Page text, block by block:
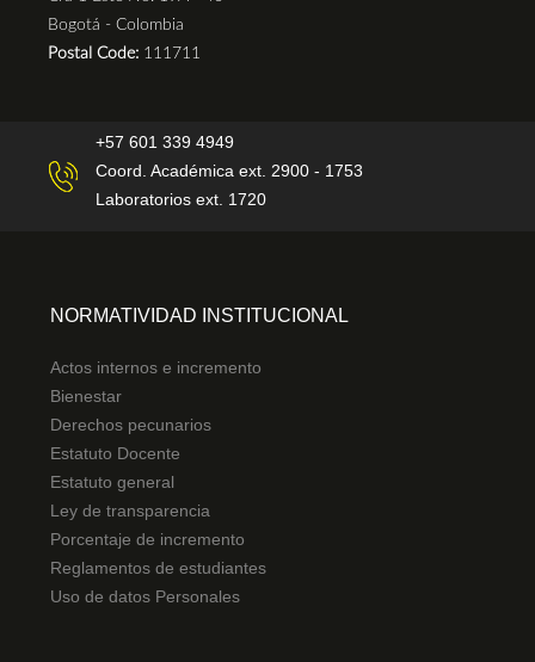
Bogotá - Colombia
Postal Code: 111711
+57 601 339 4949
Coord. Académica ext. 2900 - 1753
Laboratorios ext. 1720
NORMATIVIDAD INSTITUCIONAL
Actos internos e incremento
Bienestar
Derechos pecunarios
Estatuto Docente
Estatuto general
Ley de transparencia
Porcentaje de incremento
Reglamentos de estudiantes
Uso de datos Personales